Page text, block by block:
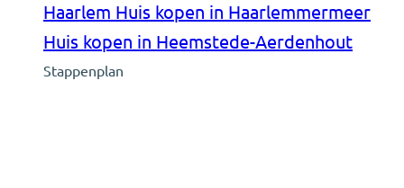
Haarlem Huis kopen in Haarlemmermeer
Huis kopen in Heemstede-Aerdenhout
Stappenplan